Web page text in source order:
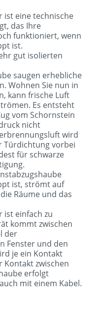
ist eine technische
das Ihre
funktioniert, wenn
ist.
gut isolierten
saugen erhebliche
Wohnen Sie nun in
kann frische Luft
Es entsteht
vom Schornstein
nicht
wird
Türdichtung vorbei
für schwarze
ist, strömt auf
Räume und das
ist einfach zu
kommt zwischen
der
Fenster und den
je ein Kontakt
Kontakt zwischen
erfolgt
mit einem Kabel.